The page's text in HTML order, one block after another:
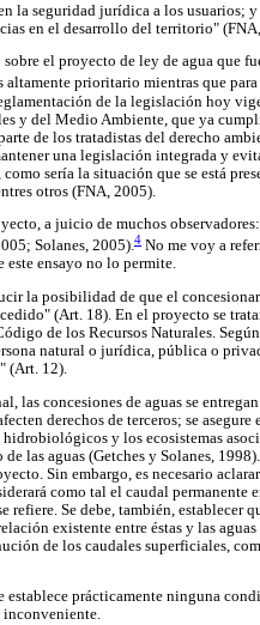
la seguridad jurídica a los usuarios;
en el desarrollo del territorio"
el proyecto de ley de agua que
altamente prioritario mientras que
de la legislación hoy
y del Medio Ambiente, que ya
de los tratadistas del derecho
una legislación integrada y
sería la situación que se está
otros (FNA, 2005).
a juicio de muchos
Solanes, 2005).4 No me voy a
este ensayo no lo permite.
la posibilidad de que el
(Art. 18). En el proyecto se
de los Recursos Naturales.
natural o jurídica, pública o
(Art. 12).
las concesiones de aguas se
derechos de terceros; se
y los ecosistemas
las aguas (Getches y Solanes,
Sin embargo, es necesario
como tal el caudal
refiere. Se debe, también, establecer
existente entre éstas y las
de los caudales superficiales,
prácticamente ninguna
inconveniente.